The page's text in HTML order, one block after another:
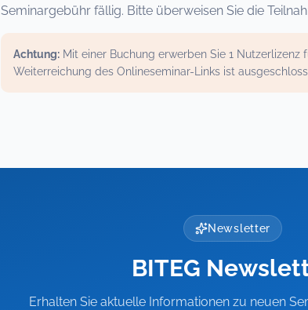
Seminargebühr fällig. Bitte überweisen Sie die
Achtung: Mit einer Buchung erwerben Sie 1
Weiterreichung des Onlineseminar-Links ist
Newsletter
BITEG
Erhalten Sie aktuelle Informationen zu neuen